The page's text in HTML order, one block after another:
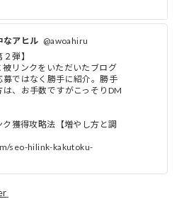
なアヒル @awoahiru
弾】
リンクをいただいたブログ
ではなく勝手に紹介。勝手
、お手数ですがこっそりDM
ク獲得攻略法【増やし方と調
seo-hilink-kakutoku-